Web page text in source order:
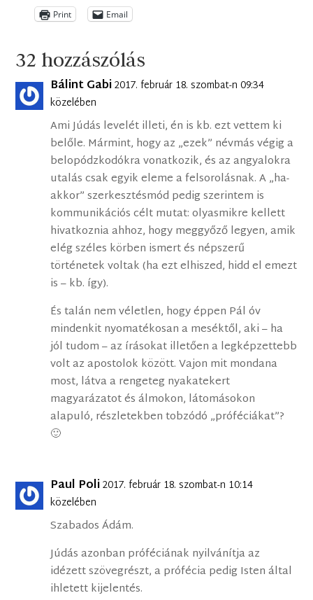
Print Email
32 hozzászólás
Bálint Gabi2017. február 18. szombat-n 09:34
közelében
Ami Júdás levelét illeti, én is kb. ezt vettem ki
belőle. Mármint, hogy az „ezek” névmás végig a
belopódzkodókra vonatkozik, és az angyalokra
utalás csak egyik eleme a felsorolásnak. A „ha-
akkor” szerkesztésmód pedig szerintem is
kommunikációs célt mutat: olyasmikre kellett
hivatkoznia ahhoz, hogy meggyőző legyen, amik
elég széles körben ismert és népszerű
történetek voltak (ha ezt elhiszed, hidd el emezt
is – kb. így).
És talán nem véletlen, hogy éppen Pál óv
mindenkit nyomatékosan a meséktől, aki – ha
jól tudom – az írásokat illetően a legképzettebb
volt az apostolok között. Vajon mit mondana
most, látva a rengeteg nyakatekert
magyarázatot és álmokon, látomásokon
alapuló, részletekben tobzódó „próféciákat”?
🙂
Paul Poli2017. február 18. szombat-n 10:14
közelében
Szabados Ádám.
Júdás azonban próféciának nyilvánítja az
idézett szövegrészt, a prófécia pedig Isten által
ihletett kijelentés.